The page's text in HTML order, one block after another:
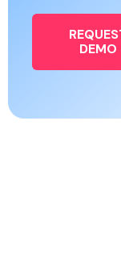
DEMO
このビデオで